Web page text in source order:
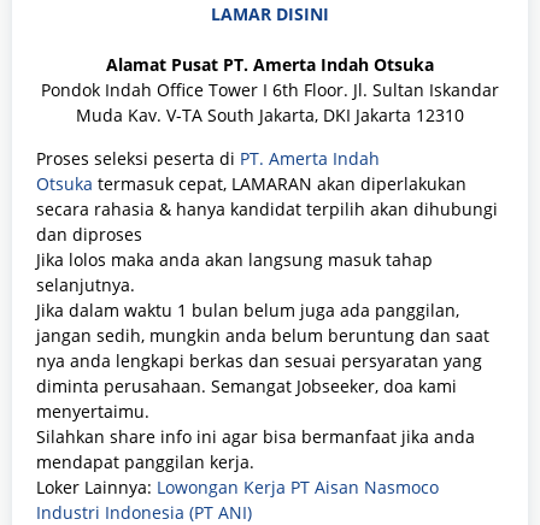
LAMAR DISINI
Alamat Pusat PT. Amerta Indah Otsuka
Pondok Indah Office Tower I 6th Floor. Jl. Sultan Iskandar
Muda Kav. V-TA South Jakarta, DKI Jakarta 12310
Proses seleksi peserta di PT. Amerta Indah
Otsuka termasuk cepat, LAMARAN akan diperlakukan
secara rahasia & hanya kandidat terpilih akan dihubungi
dan diproses
Jika lolos maka anda akan langsung masuk tahap
selanjutnya.
Jika dalam waktu 1 bulan belum juga ada panggilan,
jangan sedih, mungkin anda belum beruntung dan saat
nya anda lengkapi berkas dan sesuai persyaratan yang
diminta perusahaan. Semangat Jobseeker, doa kami
menyertaimu.
Silahkan share info ini agar bisa bermanfaat jika anda
mendapat panggilan kerja.
Loker Lainnya: Lowongan Kerja PT Aisan Nasmoco
Industri Indonesia (PT ANI)